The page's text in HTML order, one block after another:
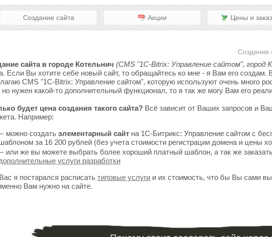
Создание сайта Акции Цены и
Создание
сайта в городе Котельнич (CMS "1C-Bitrix: Управление сайтом", город
Если Вы хотите себе новый сайт, то обращайтесь ко мне - я Вам его создам.
CMS "1C-Bitrix: Управление сайтом", которую используют очень много
но нужен какой-то дополнительный функционал, то я так же могу Вам его
будет цена создания такого сайта? Всё зависит от Ваших запросов и
Например:
можно создать элементарный сайт на 1С-Битрикс: Управление сайтом с
за 16 200 рублей (без учета стоимости регистрации домена и цены
или же вы можете выбрать более хороший платный шаблон, а так же
услуги разработки
я постарался расписать типовые услуги и их стоимость, что бы Вы сами
Вам нужно на сайте.